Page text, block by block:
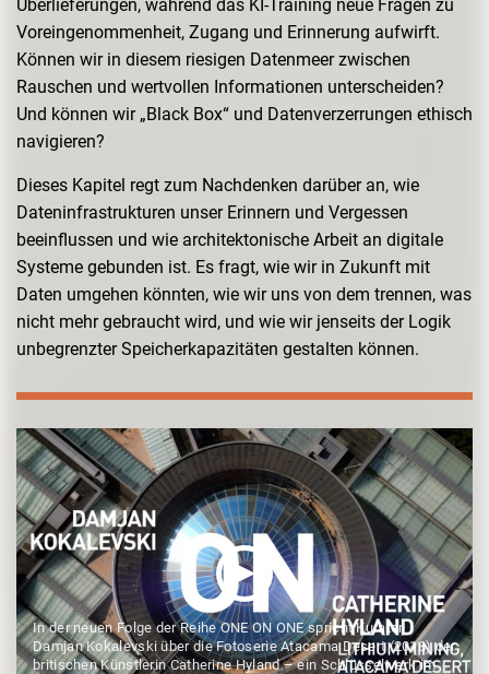
Überlieferungen, während das KI-Training neue Fragen zu
Voreingenommenheit, Zugang und Erinnerung aufwirft.
Können wir in diesem riesigen Datenmeer zwischen
Rauschen und wertvollen Informationen unterscheiden?
Und können wir „Black Box“ und Datenverzerrungen ethisch
navigieren?
Dieses Kapitel regt zum Nachdenken darüber an, wie
Dateninfrastrukturen unser Erinnern und Vergessen
beeinflussen und wie architektonische Arbeit an digitale
Systeme gebunden ist. Es fragt, wie wir in Zukunft mit
Daten umgehen könnten, wie wir uns von dem trennen, was
nicht mehr gebraucht wird, und wie wir jenseits der Logik
unbegrenzter Speicherkapazitäten gestalten können.
In der neuen Folge der Reihe ONE ON ONE spricht Kurator
Damjan Kokalevski über die Fotoserie Atacama Desert (2018) der
britischen Künstlerin Catherine Hyland – ein Schlüsselwerk im